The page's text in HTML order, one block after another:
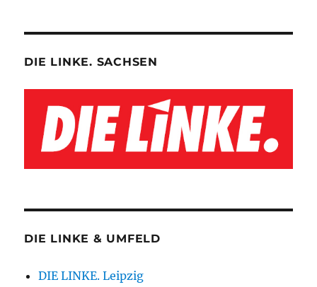
DIE LINKE. SACHSEN
DIE LINKE & UMFELD
DIE LINKE. Leipzig